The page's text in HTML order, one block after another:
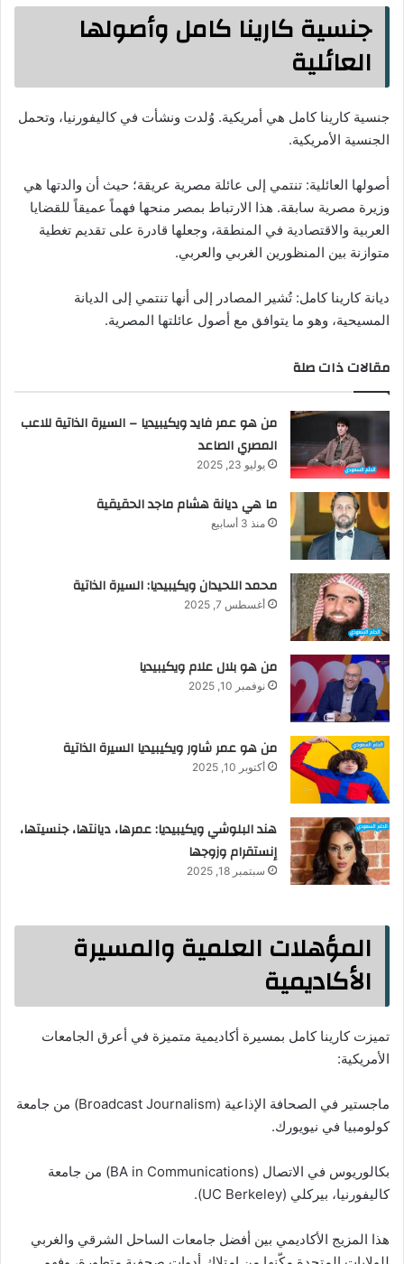
جنسية كارينا كامل وأصولها
العائلية
جنسية كارينا كامل هي أمريكية. وُلدت ونشأت في كاليفورنيا، وتحمل
الجنسية الأمريكية.
أصولها العائلية: تنتمي إلى عائلة مصرية عريقة؛ حيث أن والدتها هي
وزيرة مصرية سابقة. هذا الارتباط بمصر منحها فهماً عميقاً للقضايا
العربية والاقتصادية في المنطقة، وجعلها قادرة على تقديم تغطية
متوازنة بين المنظورين الغربي والعربي.
ديانة كارينا كامل: تُشير المصادر إلى أنها تنتمي إلى الديانة
المسيحية، وهو ما يتوافق مع أصول عائلتها المصرية.
مقالات ذات صلة
من هو عمر فايد ويكيبيديا – السيرة الذاتية للاعب
المصري الصاعد
يوليو 23, 2025
ما هي ديانة هشام ماجد الحقيقية
منذ 3 أسابيع
محمد اللحيدان ويكيبيديا: السيرة الذاتية
أغسطس 7, 2025
من هو بلال علام ويكيبيديا
نوفمبر 10, 2025
من هو عمر شاور ويكيبيديا السيرة الذاتية
أكتوبر 10, 2025
هند البلوشي ويكيبيديا: عمرها، ديانتها، جنسيتها،
إنستقرام وزوجها
سبتمبر 18, 2025
المؤهلات العلمية والمسيرة
الأكاديمية
تميزت كارينا كامل بمسيرة أكاديمية متميزة في أعرق الجامعات
الأمريكية:
ماجستير في الصحافة الإذاعية (Broadcast Journalism) من جامعة
كولومبيا في نيويورك.
بكالوريوس في الاتصال (BA in Communications) من جامعة
كاليفورنيا، بيركلي (UC Berkeley).
هذا المزيج الأكاديمي بين أفضل جامعات الساحل الشرقي والغربي